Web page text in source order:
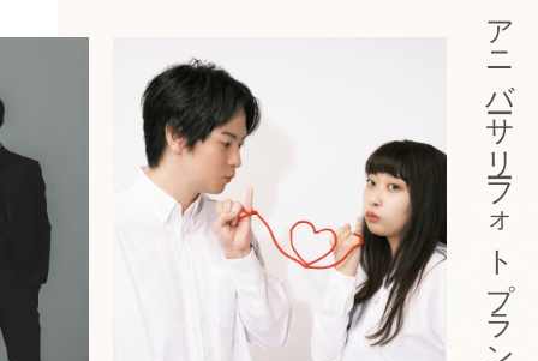
アニバーサリーフォトプラン